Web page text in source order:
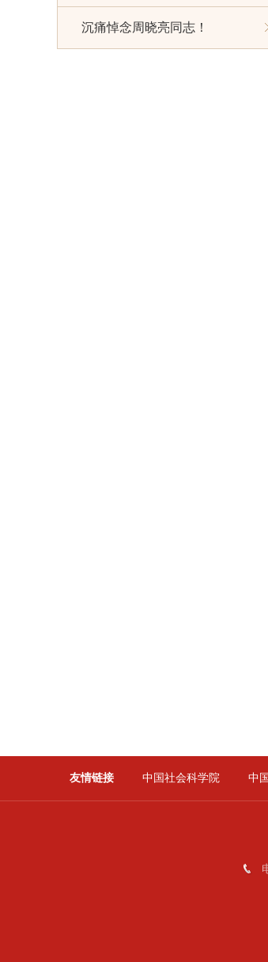
沉痛悼念周晓亮同志！
友情链接 中国社会科学院 中